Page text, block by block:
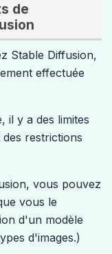
de
Stable Diffusion,
effectuée
il y a des limites
restrictions
vous pouvez
vous le
d'un modèle
d'images.)